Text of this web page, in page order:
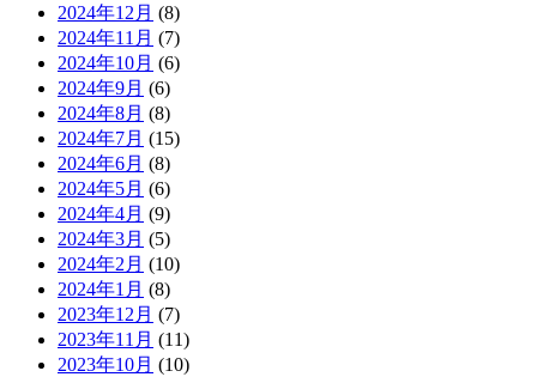
2024年12月 (8)
2024年11月 (7)
2024年10月 (6)
2024年9月 (6)
2024年8月 (8)
2024年7月 (15)
2024年6月 (8)
2024年5月 (6)
2024年4月 (9)
2024年3月 (5)
2024年2月 (10)
2024年1月 (8)
2023年12月 (7)
2023年11月 (11)
2023年10月 (10)